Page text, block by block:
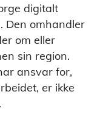
digitalt
Den omhandler
om eller
sin region.
ansvar for,
er ikke